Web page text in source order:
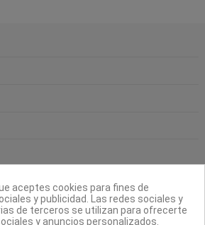
aceptes cookies para fines de
y publicidad. Las redes sociales y
de terceros se utilizan para ofrecerte
y anuncios personalizados.